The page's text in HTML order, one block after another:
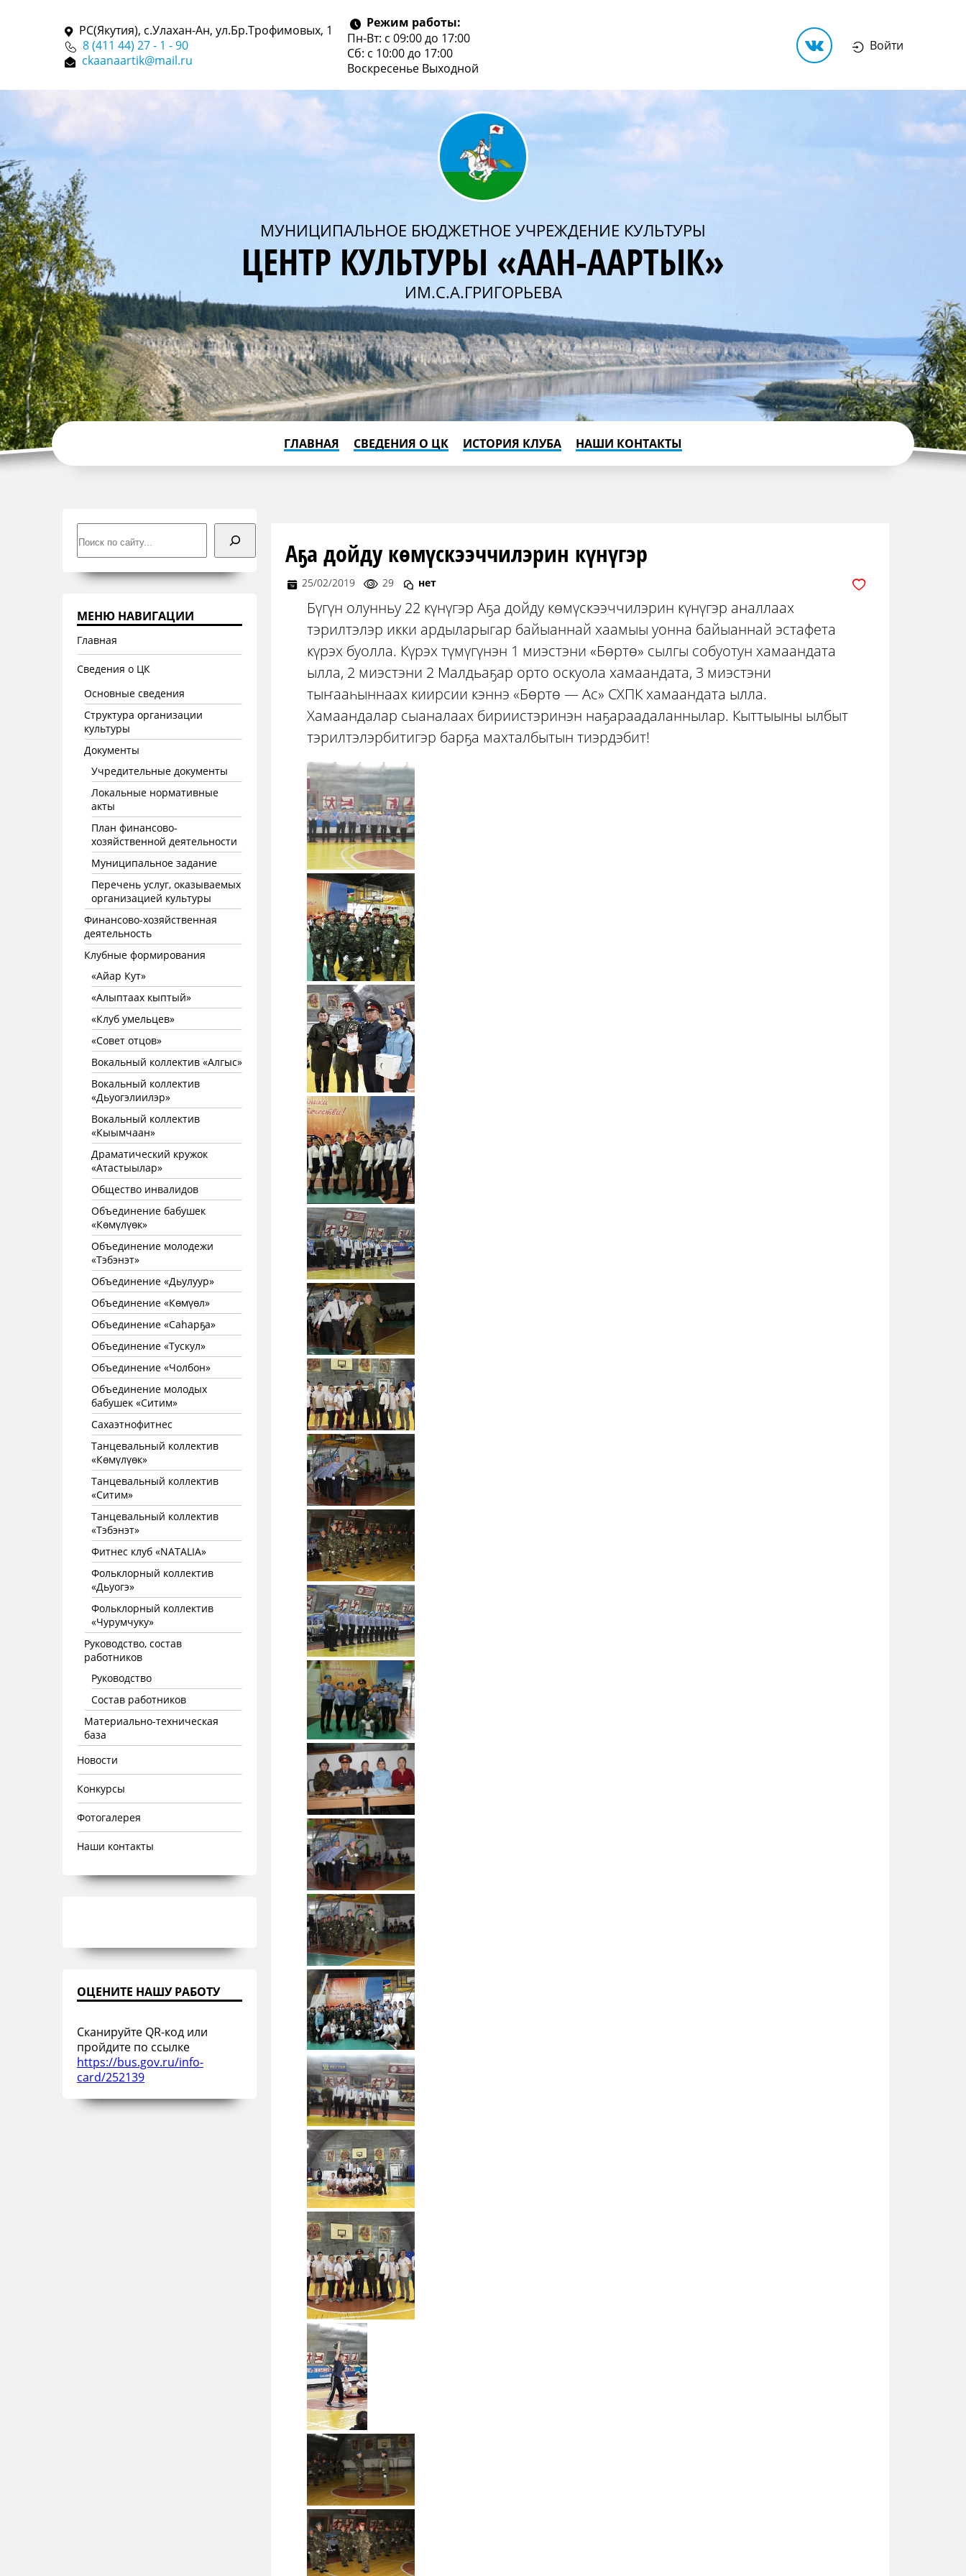
РС(Якутия), с.Улахан-Ан, ул.Бр.Трофимовых, 1
8 (411 44) 27 - 1 - 90
ckaanaartik@mail.ru
Режим работы:
Пн-Вт: с 09:00 до 17:00
Сб: с 10:00 до 17:00
Воскресенье Выходной
Войти
МУНИЦИПАЛЬНОЕ БЮДЖЕТНОЕ УЧРЕЖДЕНИЕ КУЛЬТУРЫ
ЦЕНТР КУЛЬТУРЫ «ААН-ААРТЫК»
ИМ.С.А.ГРИГОРЬЕВА
ГЛАВНАЯ СВЕДЕНИЯ О ЦК ИСТОРИЯ КЛУБА НАШИ КОНТАКТЫ
МЕНЮ НАВИГАЦИИ
Главная
Сведения о ЦК
Основные сведения
Структура организации
культуры
Документы
Учредительные документы
Локальные нормативные
акты
План финансово-
хозяйственной деятельности
Муниципальное задание
Перечень услуг, оказываемых
организацией культуры
Финансово-хозяйственная
деятельность
Клубные формирования
«Айар Кут»
«Алыптаах кыптый»
«Клуб умельцев»
«Совет отцов»
Вокальный коллектив «Алгыс»
Вокальный коллектив
«Дьуогэлиилэр»
Вокальный коллектив
«Кыымчаан»
Драматический кружок
«Атастыылар»
Общество инвалидов
Объединение бабушек
«Көмүлүөк»
Объединение молодежи
«Тэбэнэт»
Объединение «Дьулуур»
Объединение «Көмүөл»
Объединение «Саhарҕа»
Объединение «Тускул»
Объединение «Чолбон»
Объединение молодых
бабушек «Ситим»
Сахаэтнофитнес
Танцевальный коллектив
«Көмүлүөк»
Танцевальный коллектив
«Ситим»
Танцевальный коллектив
«Тэбэнэт»
Фитнес клуб «NATALIA»
Фольклорный коллектив
«Дьуогэ»
Фольклорный коллектив
«Чурумчуку»
Руководство, состав
работников
Руководство
Состав работников
Материально-техническая
база
Новости
Конкурсы
Фотогалерея
Наши контакты
ОЦЕНИТЕ НАШУ РАБОТУ
Сканируйте QR-код или
пройдите по ссылке
https://bus.gov.ru/info-
card/252139
Аҕа дойду көмүскээччилэрин күнүгэр
25/02/2019 29 нет
Бүгүн олунньу 22 күнүгэр Аҕа дойду көмүскээччилэрин күнүгэр аналлаах
тэрилтэлэр икки ардыларыгар байыаннай хаамыы уонна байыаннай эстафета
күрэх буолла. Күрэх түмүгүнэн 1 миэстэни «Бөртө» сылгы собуотун хамаандата
ылла, 2 миэстэни 2 Малдьаҕар орто оскуола хамаандата, 3 миэстэни
тыҥааһыннаах киирсии кэннэ «Бөртө — Ас» СХПК хамаандата ылла.
Хамаандалар сыаналаах бириистэринэн наҕараадаланнылар. Кыттыыны ылбыт
тэрилтэлэрбитигэр барҕа махталбытын тиэрдэбит!